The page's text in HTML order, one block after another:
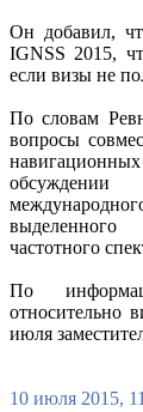
Он добавил,
IGNSS 2015,
если визы не
По словам
вопросы
обсуждении
выделенного
частотного
По
относительно
июля
10 июля 2015,